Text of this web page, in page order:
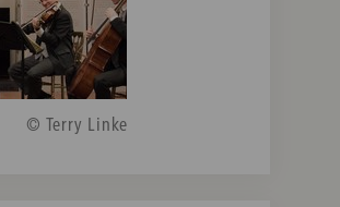
© Terry Linke